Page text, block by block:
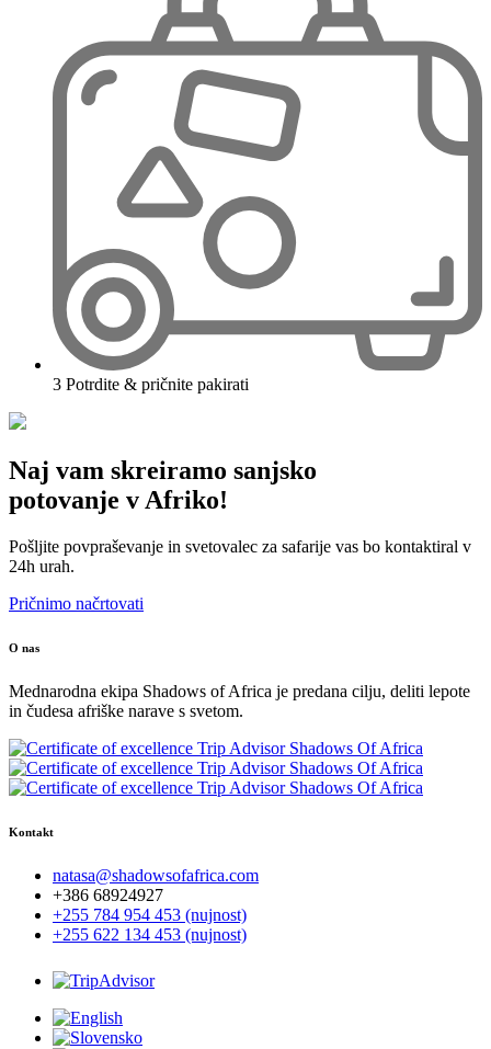
3 Potrdite & pričnite pakirati
Naj vam skreiramo sanjsko
potovanje v Afriko!
Pošljite povpraševanje in svetovalec za safarije vas bo kontaktiral v
24h urah.
Pričnimo načrtovati
O nas
Mednarodna ekipa Shadows of Africa je predana cilju, deliti lepote
in čudesa afriške narave s svetom.
Kontakt
natasa@shadowsofafrica.com
+386 68924927
+255 784 954 453 (nujnost)
+255 622 134 453 (nujnost)